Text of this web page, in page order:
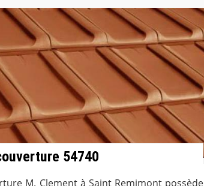
54740
M. Clement à Saint Remimont possède